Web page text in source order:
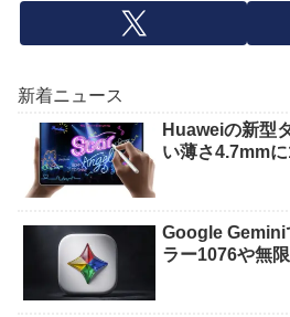
新着ニュース
Huaweiの新型
い薄さ4.7mm
Google Gemini
ラー1076や無